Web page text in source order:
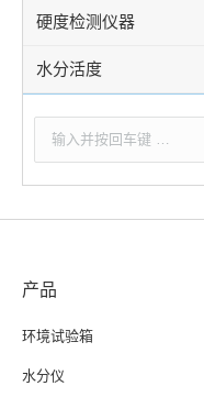
硬度检测仪器
水分活度
产品
环境试验箱
水分仪